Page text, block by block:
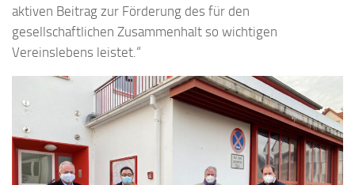
aktiven Beitrag zur Förderung des für den
gesellschaftlichen Zusammenhalt so wichtigen
Vereinslebens leistet.“